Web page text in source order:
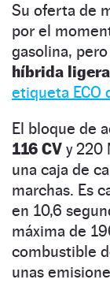
Su oferta de
por el
gasolina,
híbrida ligera
etiqueta ECO
El bloque de
116 CV y 220
una caja de
marchas. Es
en 10,6
máxima de
combustible
unas